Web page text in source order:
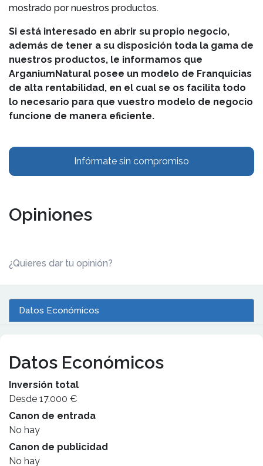
mostrado por nuestros productos.
Si está interesado en abrir su propio negocio,
además de tener a su disposición toda la gama de
nuestros productos, le informamos que
ArganiumNatural posee un modelo de Franquicias
de alta rentabilidad, en el cual se os facilita todo
lo necesario para que vuestro modelo de negocio
funcione de manera eficiente.
Infórmate sin compromiso
Opiniones
¿Quieres dar tu opinión?
Datos Económicos
Datos Económicos
Inversión total
Desde 17.000 €
Canon de entrada
No hay
Canon de publicidad
No hay